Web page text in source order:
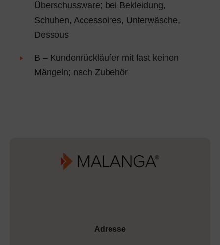
Überschussware; bei Bekleidung,
Schuhen, Accessoires, Unterwäsche,
Dessous
B – Kundenrückläufer mit fast keinen
Mängeln; nach Zubehör
Adresse